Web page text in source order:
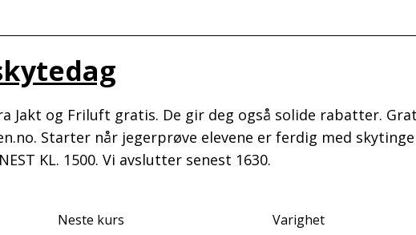
Jakt og Friluft gratis. De gir deg også solide rabatter.
Starter når jegerprøve elevene er ferdig med
KL. 1500. Vi avslutter senest 1630.
Neste kurs Varighet